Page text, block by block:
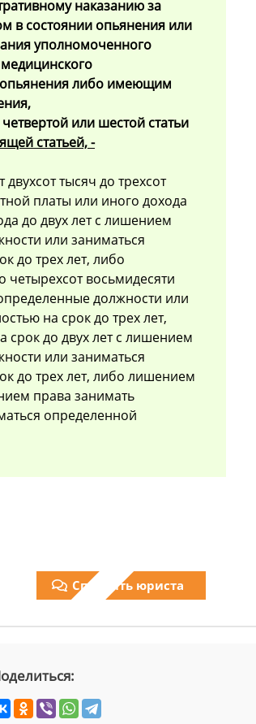
наказанию за
в состоянии опьянения или
уполномоченного
опьянения либо имеющим
или шестой статьи
статьей, -
тысяч до трехсот
платы или иного дохода
до двух лет с лишением
или заниматься
до трех лет, либо
восьмидесяти
должности или
на срок до трех лет,
до двух лет с лишением
или заниматься
до трех лет, либо лишением
права занимать
определенной
Спросить юриста